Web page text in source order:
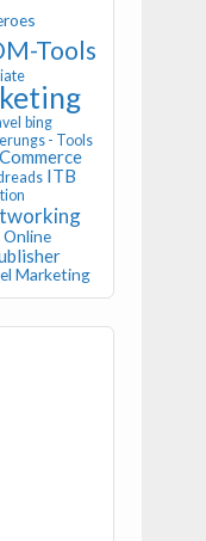
Tools
bing
- Tools
ITB
Online
Marketing